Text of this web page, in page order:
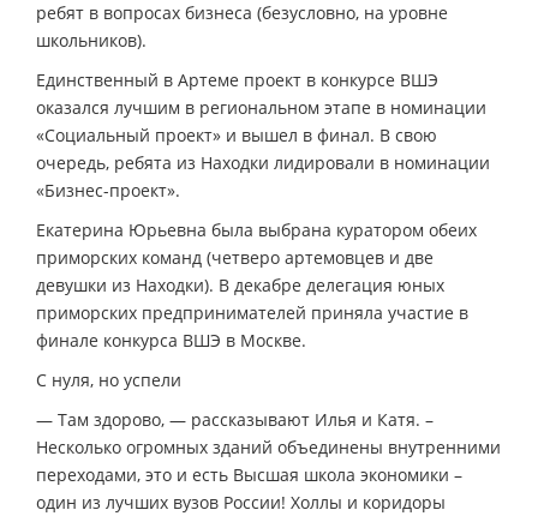
ребят в вопросах бизнеса (безусловно, на уровне
школьников).
Единственный в Артеме проект в конкурсе ВШЭ
оказался лучшим в региональном этапе в номинации
«Социальный проект» и вышел в финал. В свою
очередь, ребята из Находки лидировали в номинации
«Бизнес-проект».
Екатерина Юрьевна была выбрана куратором обеих
приморских команд (четверо артемовцев и две
девушки из Находки). В декабре делегация юных
приморских предпринимателей приняла участие в
финале конкурса ВШЭ в Москве.
С нуля, но успели
— Там здорово, — рассказывают Илья и Катя. –
Несколько огромных зданий объединены внутренними
переходами, это и есть Высшая школа экономики –
один из лучших вузов России! Холлы и коридоры